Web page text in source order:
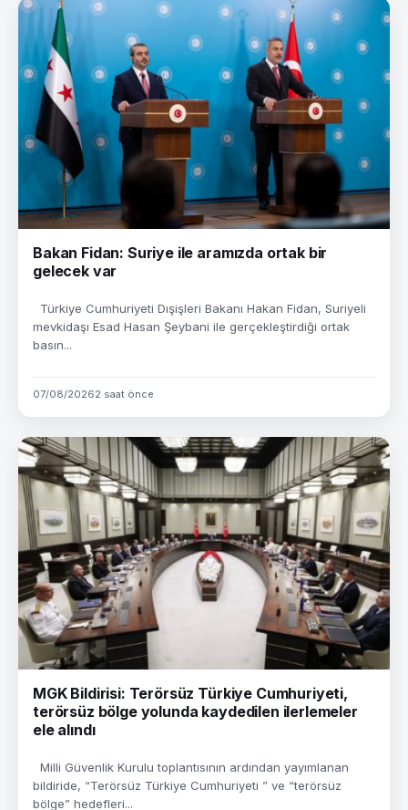
Bakan Fidan: Suriye ile aramızda ortak bir
gelecek var
Türkiye Cumhuriyeti Dışişleri Bakanı Hakan Fidan, Suriyeli
mevkidaşı Esad Hasan Şeybani ile gerçekleştirdiği ortak
basın...
07/08/20262 saat önce
MGK Bildirisi: Terörsüz Türkiye Cumhuriyeti,
terörsüz bölge yolunda kaydedilen ilerlemeler
ele alındı
Milli Güvenlik Kurulu toplantısının ardından yayımlanan
bildiride, “Terörsüz Türkiye Cumhuriyeti ” ve “terörsüz
bölge” hedefleri...